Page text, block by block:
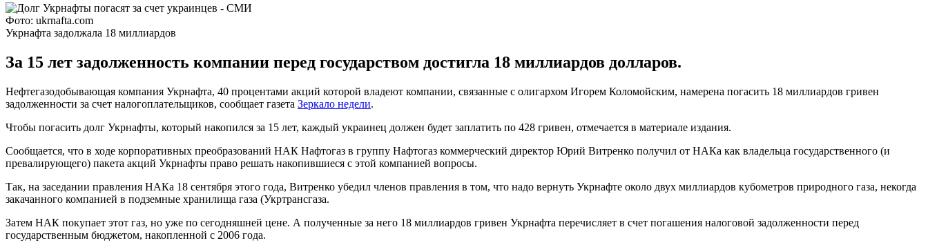
Фото: ukrnafta.com
Укрнафта задолжала 18 миллиардов
За 15 лет задолженность компании перед государством достигла 18 миллиардов долларов.
Нефтегазодобывающая компания Укрнафта, 40 процентами акций которой владеют компании, связанные с олигархом Игорем Коломойским, намерена погасить 18 миллиардов гривен
задолженности за счет налогоплательщиков, сообщает газета Зеркало недели.
Чтобы погасить долг Укрнафты, который накопился за 15 лет, каждый украинец должен будет заплатить по 428 гривен, отмечается в материале издания.
Сообщается, что в ходе корпоративных преобразований НАК Нафтогаз в группу Нафтогаз коммерческий директор Юрий Витренко получил от НАКа как владельца государственного (и
превалирующего) пакета акций Укрнафты право решать накопившиеся с этой компанией вопросы.
Так, на заседании правления НАКа 18 сентября этого года, Витренко убедил членов правления в том, что надо вернуть Укрнафте около двух миллиардов кубометров природного газа, некогда
закачанного компанией в подземные хранилища газа (Укртрансгаза.
Затем НАК покупает этот газ, но уже по сегодняшней цене. А полученные за него 18 миллиардов гривен Укрнафта перечисляет в счет погашения налоговой задолженности перед
государственным бюджетом, накопленной с 2006 года.